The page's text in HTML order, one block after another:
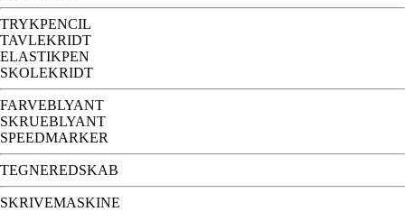
TRYKPENCIL
TAVLEKRIDT
ELASTIKPEN
SKOLEKRIDT
FARVEBLYANT
SKRUEBLYANT
SPEEDMARKER
TEGNEREDSKAB
SKRIVEMASKINE